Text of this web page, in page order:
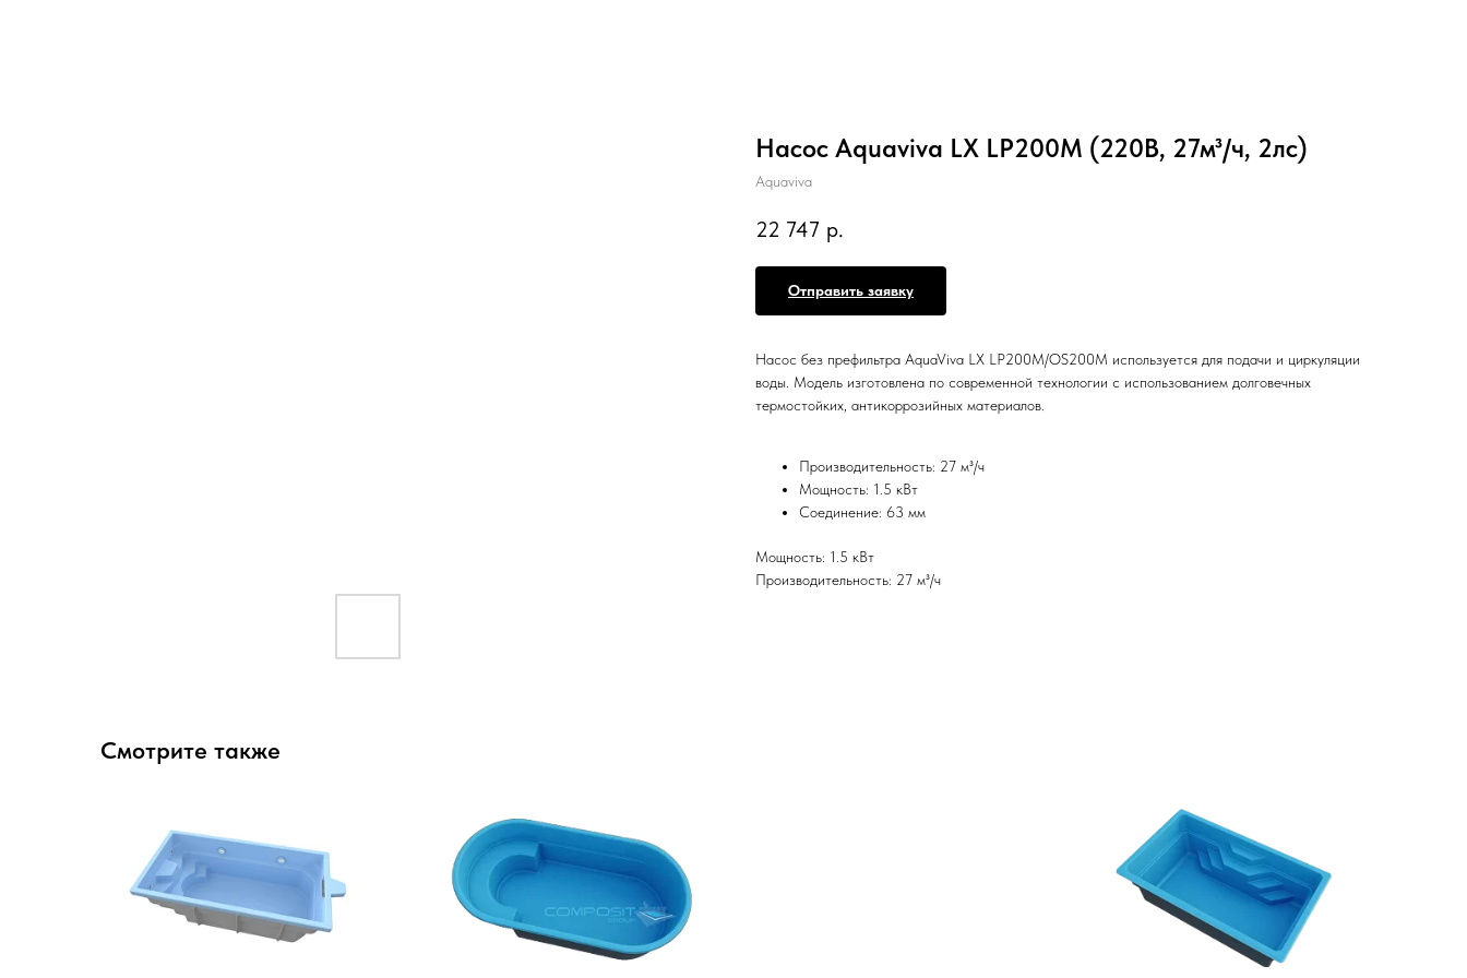
Насос Aquaviva LX LP200M (220В, 27м³/ч, 2лс)
Aquaviva
22 747 р.
Отправить заявку
Насос без префильтра AquaViva LX LP200M/OS200M используется для подачи и циркуляции
воды. Модель изготовлена по современной технологии с использованием долговечных
термостойких, антикоррозийных материалов.
Производительность: 27 м³/ч
Мощность: 1.5 кВт
Соединение: 63 мм
Мощность: 1.5 кВт
Производительность: 27 м³/ч
Смотрите также